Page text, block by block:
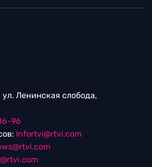
ул. Ленинская слобода,
96
Infortvi@rtvi.com